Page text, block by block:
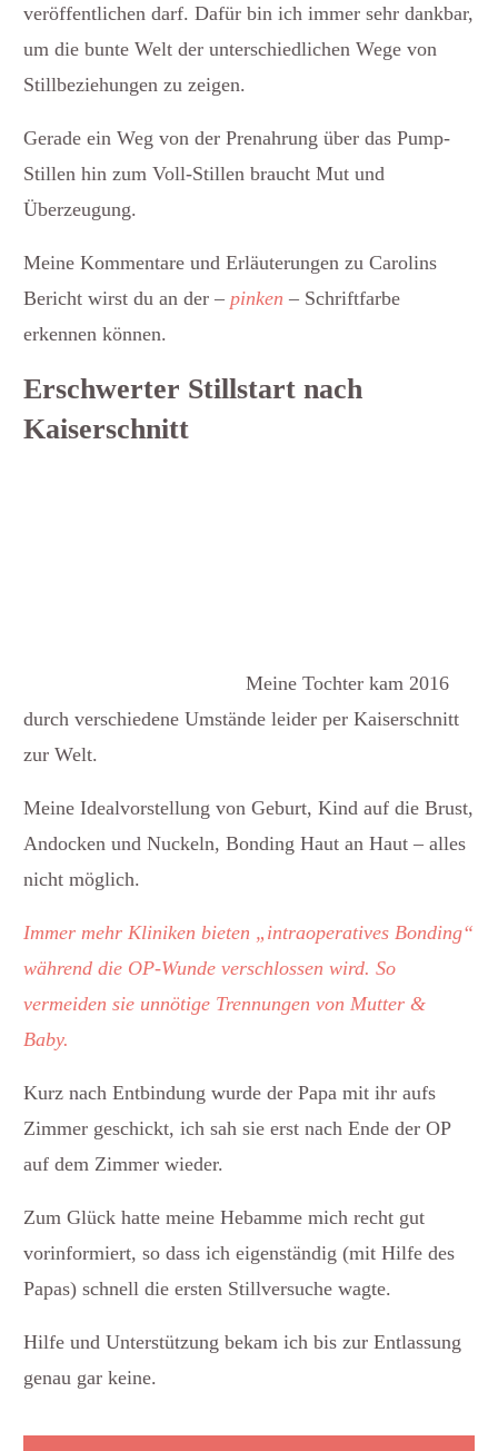
veröffentlichen darf. Dafür bin ich immer sehr dankbar,
um die bunte Welt der unterschiedlichen Wege von
Stillbeziehungen zu zeigen.
Gerade ein Weg von der Prenahrung über das Pump-
Stillen hin zum Voll-Stillen braucht Mut und
Überzeugung.
Meine Kommentare und Erläuterungen zu Carolins
Bericht wirst du an der – pinken – Schriftfarbe
erkennen können.
Erschwerter Stillstart nach
Kaiserschnitt
Meine Tochter kam 2016
durch verschiedene Umstände leider per Kaiserschnitt
zur Welt.
Meine Idealvorstellung von Geburt, Kind auf die Brust,
Andocken und Nuckeln, Bonding Haut an Haut – alles
nicht möglich.
Immer mehr Kliniken bieten „intraoperatives Bonding“
während die OP-Wunde verschlossen wird. So
vermeiden sie unnötige Trennungen von Mutter &
Baby.
Kurz nach Entbindung wurde der Papa mit ihr aufs
Zimmer geschickt, ich sah sie erst nach Ende der OP
auf dem Zimmer wieder.
Zum Glück hatte meine Hebamme mich recht gut
vorinformiert, so dass ich eigenständig (mit Hilfe des
Papas) schnell die ersten Stillversuche wagte.
Hilfe und Unterstützung bekam ich bis zur Entlassung
genau gar keine.